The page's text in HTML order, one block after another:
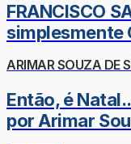
FRANCISCO
simplesmente
ARIMAR SOUZA DE
Então, é
por Arimar